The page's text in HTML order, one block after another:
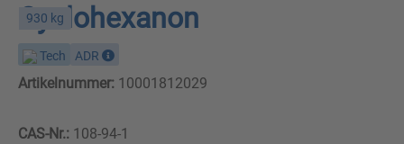
930 kg
Cyclohexanon
Tech ADR
Artikelnummer: 10001812029
CAS-Nr.: 108-94-1